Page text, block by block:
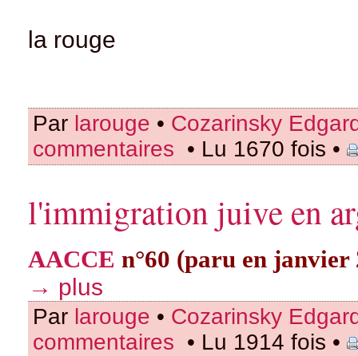
la rouge
Par larouge • Cozarinsky
commentaires • Lu 1670 fois •
l'immigration juive en
AACCE n°60 (paru en janvier
→ plus
Par larouge • Cozarinsky
commentaires • Lu 1914 fois •